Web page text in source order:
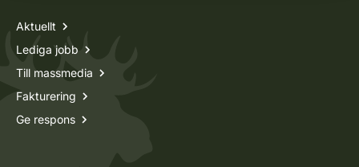
Aktuellt
Lediga jobb
Till massmedia
Fakturering
Ge respons